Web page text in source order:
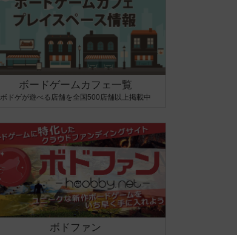
ボードゲームカフェ一覧
ボドゲが遊べる店舗を全国500店舗以上掲載中
ボドファン